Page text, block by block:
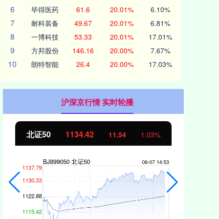
6 毕得医药 61.6 20.01% 6.10%
7 耐科装备 49.67 20.01% 6.81%
8 一博科技 53.33 20.01% 17.01%
9 方邦股份 146.16 20.00% 7.67%
10 朗特智能 26.4 20.00% 17.03%
沪深京行情 实时轮播
北证50 1134.42 11.54 1.03%